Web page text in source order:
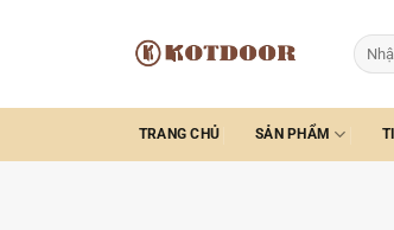
Tìm
kiếm:
TRANG CHỦ SẢN PHẨM